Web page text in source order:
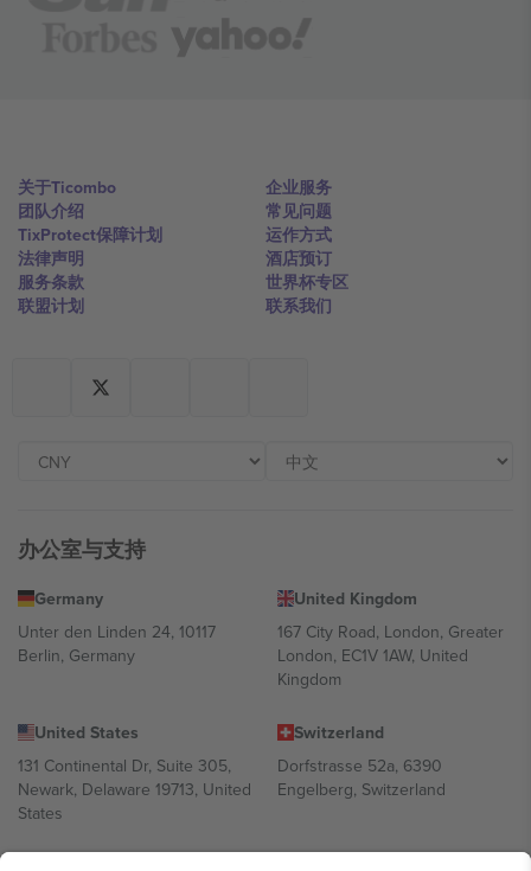
关于Ticombo
团队介绍
TixProtect保障计划
法律声明
服务条款
联盟计划
企业服务
常见问题
运作方式
酒店预订
世界杯专区
联系我们
办公室与支持
Germany
Unter den Linden 24, 10117
Berlin, Germany
United Kingdom
167 City Road, London, Greater
London, EC1V 1AW, United
Kingdom
United States
131 Continental Dr, Suite 305,
Newark, Delaware 19713, United
States
Switzerland
Dorfstrasse 52a, 6390
Engelberg, Switzerland